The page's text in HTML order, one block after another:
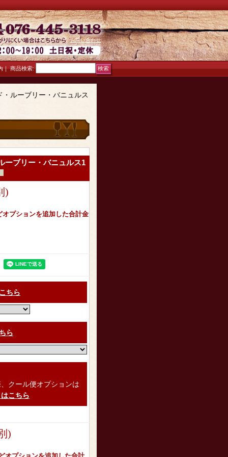
｜
お問い合わせ
商品検索:
ルーブリー・バニュルス
ーブリー・バニュルス1
)
プションを追加した合計金
ちら
ら
クール便オプションは
こちら
)